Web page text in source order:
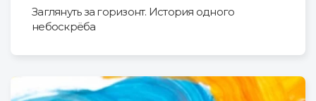
Заглянуть за горизонт. История одного
небоскрёба